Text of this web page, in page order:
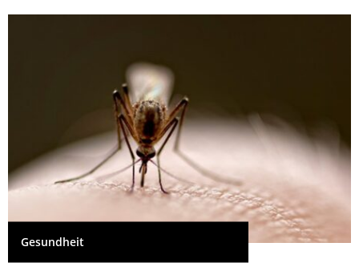
Gesundheit